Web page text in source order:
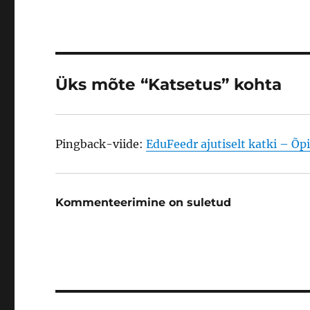
Üks mõte “Katsetus” kohta
Pingback-viide:EduFeedr ajutiselt katki –
Kommenteerimine on suletud